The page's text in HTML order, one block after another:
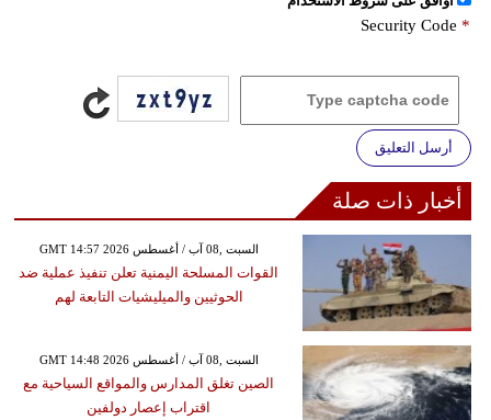
Security Code *
أرسل التعليق
أخبار ذات صلة
GMT 14:57 2026 السبت ,08 آب / أغسطس
القوات المسلحة اليمنية تعلن تنفيذ عملية ضد
الحوثيين والميليشيات التابعة لهم
GMT 14:48 2026 السبت ,08 آب / أغسطس
الصين تغلق المدارس والمواقع السياحية مع
اقتراب إعصار دولفين